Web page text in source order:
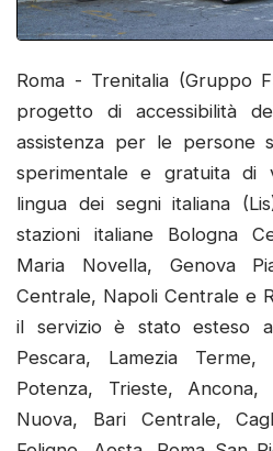
Roma - Trenitalia (Gruppo
progetto di accessibilità
assistenza per le persone
sperimentale e gratuita di
lingua dei segni italiana
stazioni italiane Bologna
Maria Novella, Genova
Centrale, Napoli Centrale e
il servizio è stato esteso
Pescara, Lamezia Terme,
Potenza, Trieste,
Nuova, Bari Centrale,